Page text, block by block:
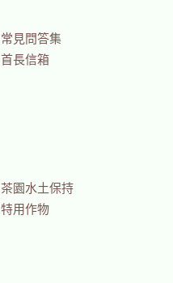
常見問答集
首長信箱
茶園水土保持
特用作物